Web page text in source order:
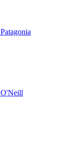
Patagonia
O'Neill